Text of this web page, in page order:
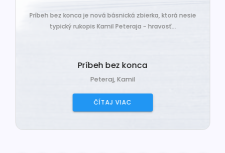
Príbeh bez konca je nová básnická zbierka, ktorá nesie
typický rukopis Kamil Peteraja - hravosť...
Príbeh bez konca
Peteraj, Kamil
ČÍTAJ VIAC